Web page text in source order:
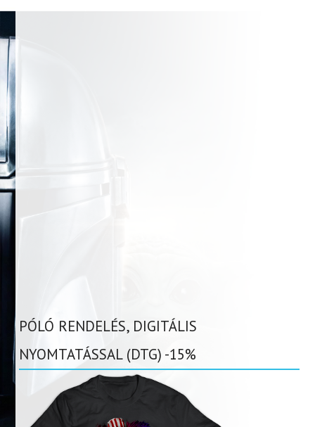
PÓLÓ RENDELÉS, DIGITÁLIS
NYOMTATÁSSAL (DTG) -15%